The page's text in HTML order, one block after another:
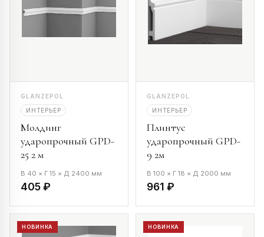
GLANZEPOL
ИНТЕРЬЕР
Молдинг
ударопрочный GPD-
25 2 м
В 40 × Г 15 × Д 2400 мм
405 ₽
GLANZEPOL
ИНТЕРЬЕР
Плинтус
ударопрочный GPD-
9 2м
В 100 × Г 18 × Д 2000 мм
961 ₽
НОВИНКА НОВИНКА